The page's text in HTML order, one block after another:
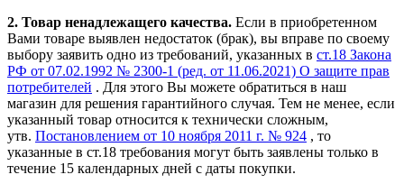
2. Товар ненадлежащего качества. Если в приобретенном
Вами товаре выявлен недостаток (брак), вы вправе по своему
выбору заявить одно из требований, указанных в ст.18 Закона
РФ от 07.02.1992 № 2300-1 (ред. от 11.06.2021) О защите прав
потребителей . Для этого Вы можете обратиться в наш
магазин для решения гарантийного случая. Тем не менее, если
указанный товар относится к технически сложным,
утв. Постановлением от 10 ноября 2011 г. № 924 , то
указанные в ст.18 требования могут быть заявлены только в
течение 15 календарных дней с даты покупки.